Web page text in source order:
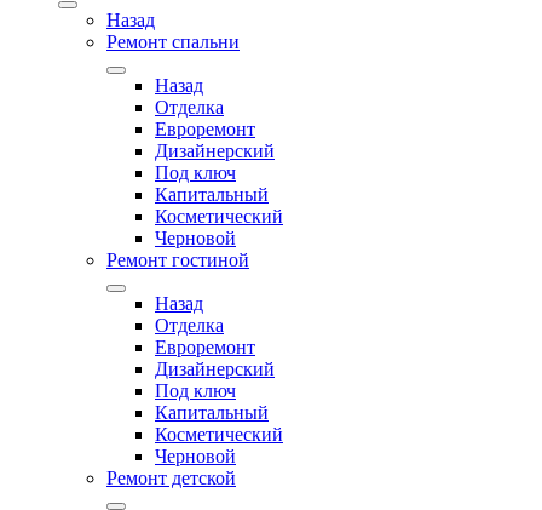
Назад
Ремонт спальни
Назад
Отделка
Евроремонт
Дизайнерский
Под ключ
Капитальный
Косметический
Черновой
Ремонт гостиной
Назад
Отделка
Евроремонт
Дизайнерский
Под ключ
Капитальный
Косметический
Черновой
Ремонт детской